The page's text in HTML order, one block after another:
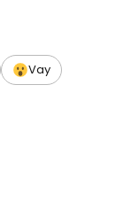
Vay